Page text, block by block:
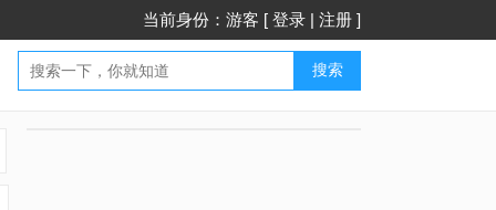
当前身份：游客 [ 登录 | 注册 ]
搜索